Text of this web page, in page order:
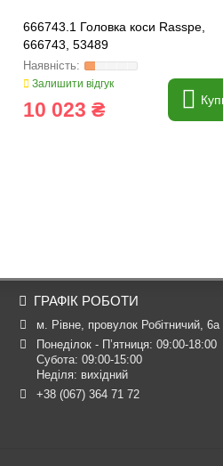
666743.1 Головка коси Rasspe,
666743, 53489
Залишити відгук
10 023 ₴
ГРАФІК РОБОТИ
м. Рівне, провулок Робітничий, 6а
Понеділок - П’ятниця: 09:00-18:00
Субота: 09:00-15:00
Неділя: вихідний
+38 (067) 364 71 72